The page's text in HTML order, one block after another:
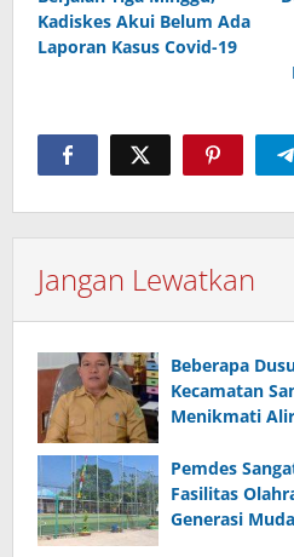
Kadiskes Akui Belum Ada
Laporan Kasus Covid-19
Jangan Lewatkan
Beberapa
Kecamatan
Menikmati
Pemdes
Fasilitas
Generasi